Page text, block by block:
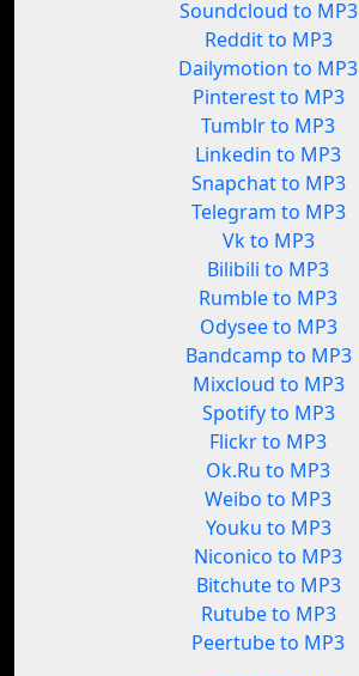
Soundcloud to MP3
Reddit to MP3
Dailymotion to MP3
Pinterest to MP3
Tumblr to MP3
Linkedin to MP3
Snapchat to MP3
Telegram to MP3
Vk to MP3
Bilibili to MP3
Rumble to MP3
Odysee to MP3
Bandcamp to MP3
Mixcloud to MP3
Spotify to MP3
Flickr to MP3
Ok.Ru to MP3
Weibo to MP3
Youku to MP3
Niconico to MP3
Bitchute to MP3
Rutube to MP3
Peertube to MP3